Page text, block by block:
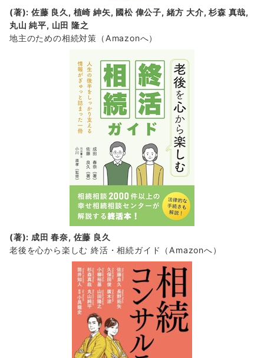
(著): 佐藤 良久, 植崎 紳矢, 國松 偉公子, 緒方 大介, 杉森 真哉,
丸山 純平, 山田 隆之
地主のための相続対策 （Amazonへ）
(著): 成田 春奈, 佐藤 良久
老後を心から楽しむ 終活・相続ガイド
（Amazonへ）